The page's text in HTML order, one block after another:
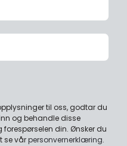
til oss, godtar du
og behandle disse
din. Ønsker du
se vårpersonvernerklæring.